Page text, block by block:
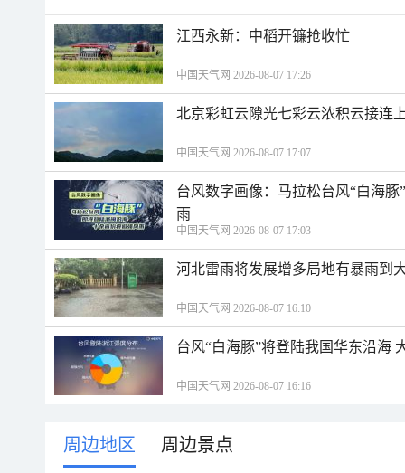
江西永新：中稻开镰抢收忙
中国天气网 2026-08-07 17:26
北京彩虹云隙光七彩云浓积云接连
中国天气网 2026-08-07 17:07
台风数字画像：马拉松台风“白海
雨
中国天气网 2026-08-07 17:03
河北雷雨将发展增多局地有暴雨到
中国天气网 2026-08-07 16:10
台风“白海豚”将登陆我国华东沿海
中国天气网 2026-08-07 16:16
周边地区 | 周边景点